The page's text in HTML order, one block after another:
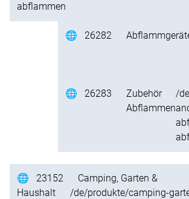
abflammen
🌐 26282
🌐 26283
Zubehör
Abflammen
/
🌐 23152
Camping, Garten &
Haushalt
/de/produkte/camping-